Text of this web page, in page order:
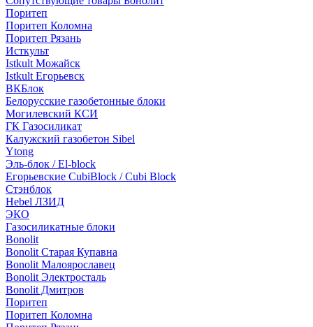
Поритеп
Поритеп Коломна
Поритеп Рязань
Исткульт
Istkult Можайск
Istkult Егорьевск
ВКБлок
Белорусские газобетонные блоки
Могилевский КСИ
ГК Газосиликат
Калужский газобетон Sibel
Ytong
Эль-блок / El-block
Егорьевские CubiBlock / Cubi Block
Стэнблок
Hebel ЛЗИД
ЭКО
Газосиликатные блоки
Bonolit
Bonolit Старая Купавна
Bonolit Малоярославец
Bonolit Электросталь
Bonolit Дмитров
Поритеп
Поритеп Коломна